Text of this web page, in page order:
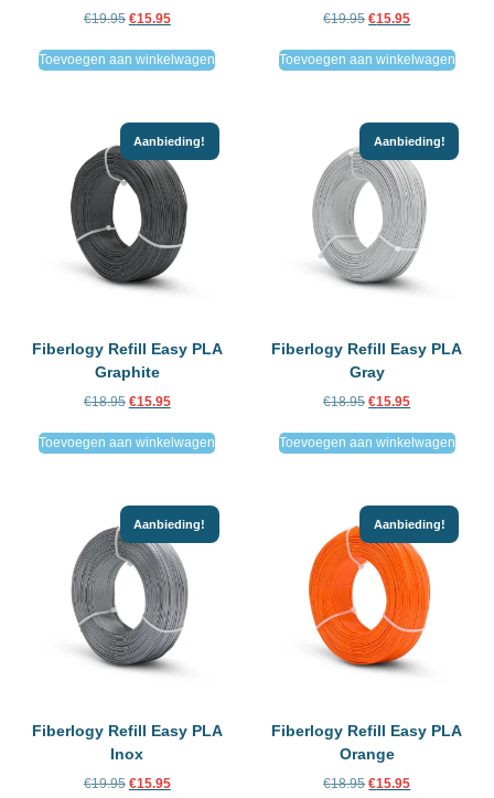
€19.95 €15.95
Toevoegen aan winkelwagen
€19.95 €15.95
Toevoegen aan winkelwagen
Aanbieding!
Fiberlogy Refill Easy PLA
Graphite
€18.95 €15.95
Toevoegen aan winkelwagen
Aanbieding!
Fiberlogy Refill Easy PLA
Gray
€18.95 €15.95
Toevoegen aan winkelwagen
Aanbieding!
Fiberlogy Refill Easy PLA
Inox
€19.95 €15.95
Aanbieding!
Fiberlogy Refill Easy PLA
Orange
€18.95 €15.95